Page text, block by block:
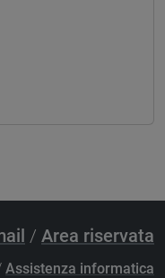
/ Area riservata
Assistenza informatica